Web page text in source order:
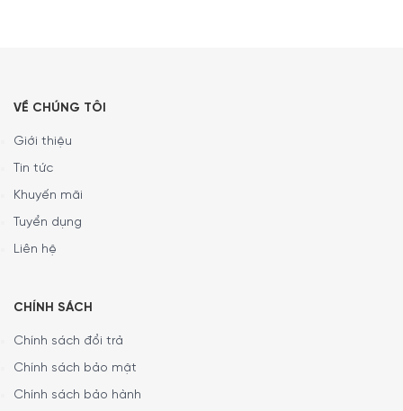
Sử dụng & bảo quản
VỀ CHÚNG TÔI
Giới thiệu
Tin tức
Khuyến mãi
Tuyển dụng
Liên hệ
CHÍNH SÁCH
Chính sách đổi trả
Chính sách bảo mật
Chính sách bảo hành